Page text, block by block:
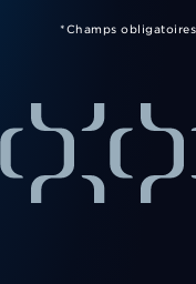
*Champs obligatoires